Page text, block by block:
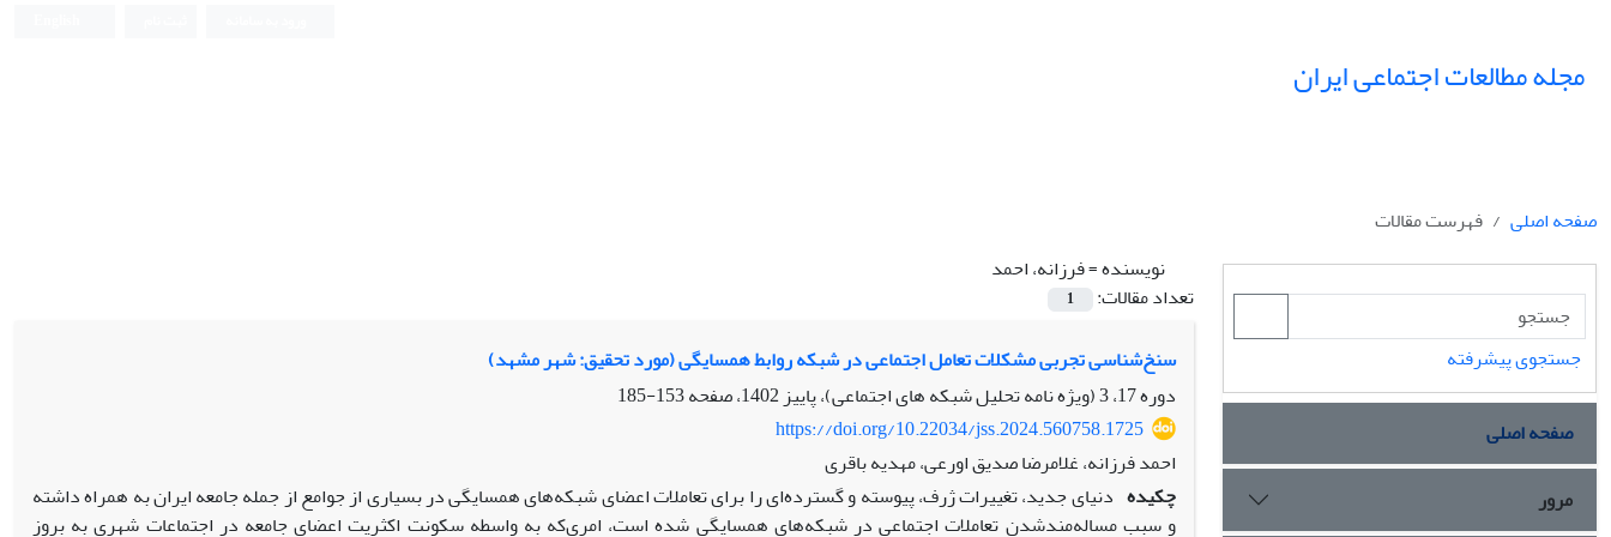
مجله مطالعات اجتماعی ایران
صفحه اصلی
فهرست مقالات
نویسنده =فرزانه، احمد
تعداد مقالات:
1
سنخ‌شناسی تجربی مشکلات تعامل اجتماعی در شبکه روابط همسایگی (مورد تحقیق: شهر مشهد)
دوره 17، 3 (ویژه نامه تحلیل شبکه های اجتماعی)، پاییز 1402، صفحه
153-185
https://doi.org/10.22034/jss.2024.560758.1725
احمد فرزانه، غلامرضا صدیق اورعی، مهدیه باقری
چکیده دنیای جدید، تغییرات ژرف، پیوسته و گسترده‌ای را برای تعاملات اعضای شبکه‌های همسایگی در بسیاری از جوامع از جمله جامعه ایران به همراه داشته
و سبب مساله‌مندشدن تعاملات اجتماعی در شبکه‌های همسایگی شده است، امری‌که به واسطه سکونت اکثریت اعضای جامعه در اجتماعات شهری به بروز
جستجوی پیشرفته
صفحه اصلی
مرور